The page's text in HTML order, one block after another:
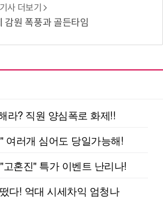
기사 더보기
감원 폭풍과 골든타임